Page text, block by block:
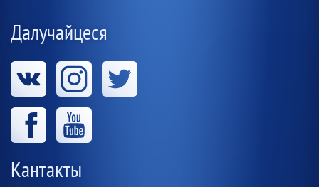
Далучайцеся
Кантакты